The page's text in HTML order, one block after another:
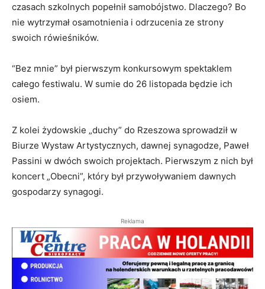
czasach szkolnych popełnił samobójstwo. Dlaczego? Bo
nie wytrzymał osamotnienia i odrzucenia ze strony
swoich rówieśników.
“Bez mnie” był pierwszym konkursowym spektaklem
całego festiwalu. W sumie do 26 listopada będzie ich
osiem.
Z kolei żydowskie „duchy” do Rzeszowa sprowadził w
Biurze Wystaw Artystycznych, dawnej synagodze, Paweł
Passini w dwóch swoich projektach. Pierwszym z nich był
koncert „Obecni”, który był przywoływaniem dawnych
gospodarzy synagogi.
Reklama